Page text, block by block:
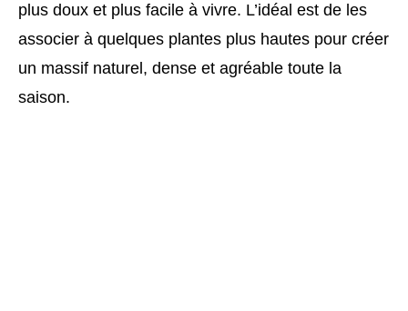
plus doux et plus facile à vivre. L’idéal est de les
associer à quelques plantes plus hautes pour créer
un massif naturel, dense et agréable toute la
saison.